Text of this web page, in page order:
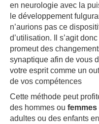
en neurologie avec la
le développement
n’aurions pas ce
d’utilisation. Il s’agit
promeut des
synaptique afin de vous
votre esprit comme un
de vos compétences
Cette méthode peut
des hommes ou
adultes ou des enfants